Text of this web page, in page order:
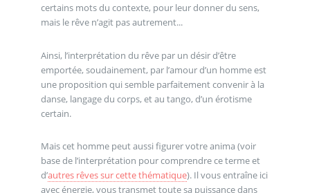
certains mots du contexte, pour leur donner du sens,
mais le rêve n’agit pas autrement...
Ainsi, l’interprétation du rêve par un désir d’être
emportée, soudainement, par l’amour d’un homme est
une proposition qui semble parfaitement convenir à la
danse, langage du corps, et au tango, d’un érotisme
certain.
Mais cet homme peut aussi figurer votre anima (voir
base de l’interprétation pour comprendre ce terme et
d’autres rêves sur cette thématique). Il vous entraîne ici
avec énergie, vous transmet toute sa puissance dans